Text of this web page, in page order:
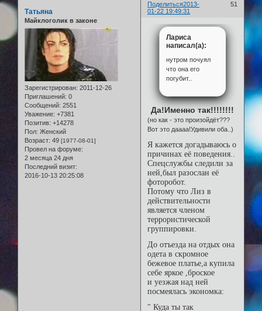
Поделиться 51
2013-
01-22 19:49:31
Татьяна
Майклоголик в законе
Зарегистрирован: 2011-12-26
Приглашений: 0
Сообщений: 2551
Уважение: +7381
Позитив: +14278
Пол: Женский
Возраст: 49 [1977-08-01]
Провел на форуме:
2 месяца 24 дня
Последний визит:
2016-10-13 20:25:08
Лариса
написал(а):
нутром почуял
что она его
погубит..
Да!Именно так!!!!!!!!
(но как - это произойдёт???
Вот это даааа!Удивили оба..)
Я кажется догадываюсь о
причинах её поведения..
Спецслужбы следили за
ней,был разослан её
фоторобот.
Потому что Лиз в
действительности
является членом
террористической
группировки.
До отъезда на отдых она
одета в скромное
бежевое платье,а купила
себе яркое ,броское
и уезжая над ней
посмеялась экономка:
" Куда ты так